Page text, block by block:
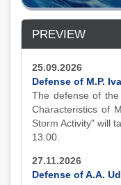
PREVIEW
25.09.2026
Defense of M.P.
The defense of
Characteristics of
Storm Activity" will
13:00.
27.11.2026
Defense of A.A.